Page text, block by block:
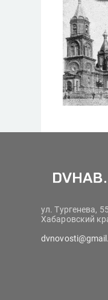
ул. Тургенева,
Хабаровский